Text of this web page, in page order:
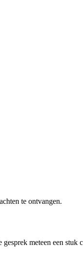
te ontvangen.
meteen een stuk